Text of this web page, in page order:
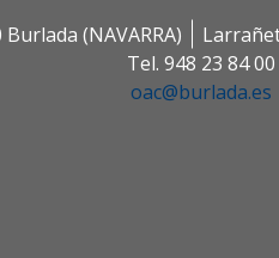
(NAVARRA)
Tel. 948 23 84 00
oac@burlada.es